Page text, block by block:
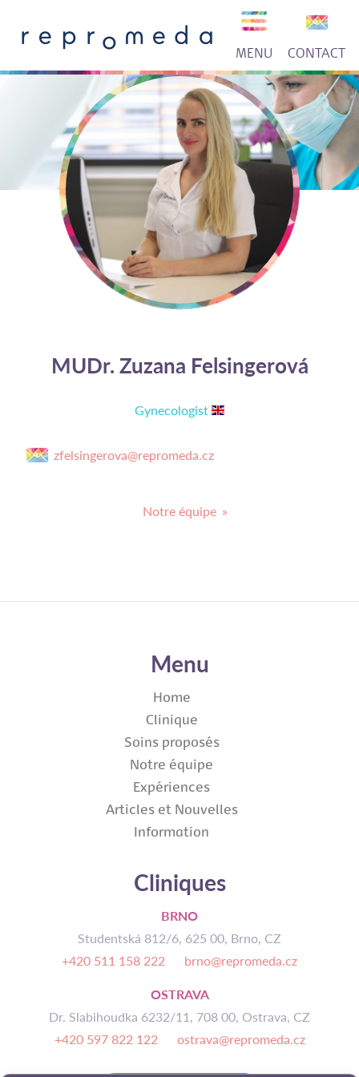
MENU CONTACT
MUDr. Zuzana Felsingerová
Gynecologist
zfelsingerova@repromeda.cz
Notre équipe
Menu
Home
Clinique
Soins proposés
Notre équipe
Expériences
Articles et Nouvelles
Information
Cliniques
BRNO
Studentská 812/6, 625 00, Brno, CZ
+420 511 158 222
brno@repromeda.cz
OSTRAVA
Dr. Slabihoudka 6232/11, 708 00, Ostrava, CZ
+420 597 822 122
ostrava@repromeda.cz